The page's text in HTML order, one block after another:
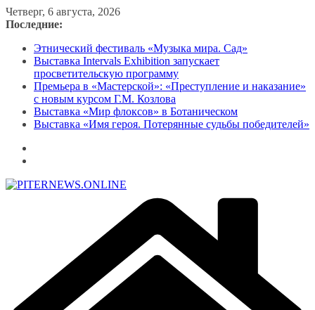
Перейти
к
Четверг, 6 августа, 2026
Последние:
Этнический фестиваль «Музыка мира. Сад»
Выставка Intervals Exhibition запускает
просветительскую программу
Премьера в «Мастерской»: «Преступление и наказание»
с новым курсом Г.М. Козлова
Выставка «Мир флоксов» в Ботаническом
Выставка «Имя героя. Потерянные судьбы победителей»